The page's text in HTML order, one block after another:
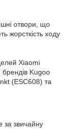
отвори, що
жорсткість ходу
Xiaomi
Kugoo
(ESC608) та
за звичайну